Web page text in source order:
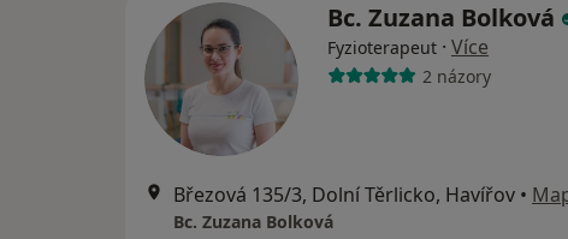
Bc. Zuzana Bolková
Fyzioterapeut · Více
2 názory
Březová 135/3, Dolní Těrlicko, Havířov •
Bc. Zuzana Bolková